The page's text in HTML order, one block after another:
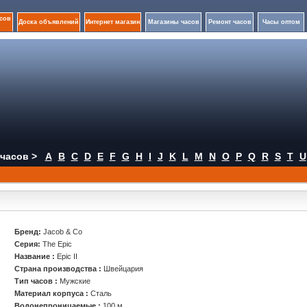
Доска объявлений Интернет магазин Магазины часов Ремонт часов Часы оптом
> A B C D E F G H I J K L M N O P Q R S T U
Бренд:Jacob & Co
Серия:The Epic
Название : Epic II
Страна производства :
Швейцария
Тип часов : Мужские
Материал корпуса :Сталь